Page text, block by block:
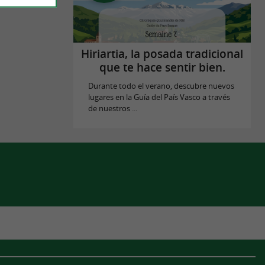
Hiriartia, la posada tradicional
que te hace sentir bien.
Durante todo el verano, descubre nuevos
lugares en la Guía del País Vasco a través
de nuestros ...